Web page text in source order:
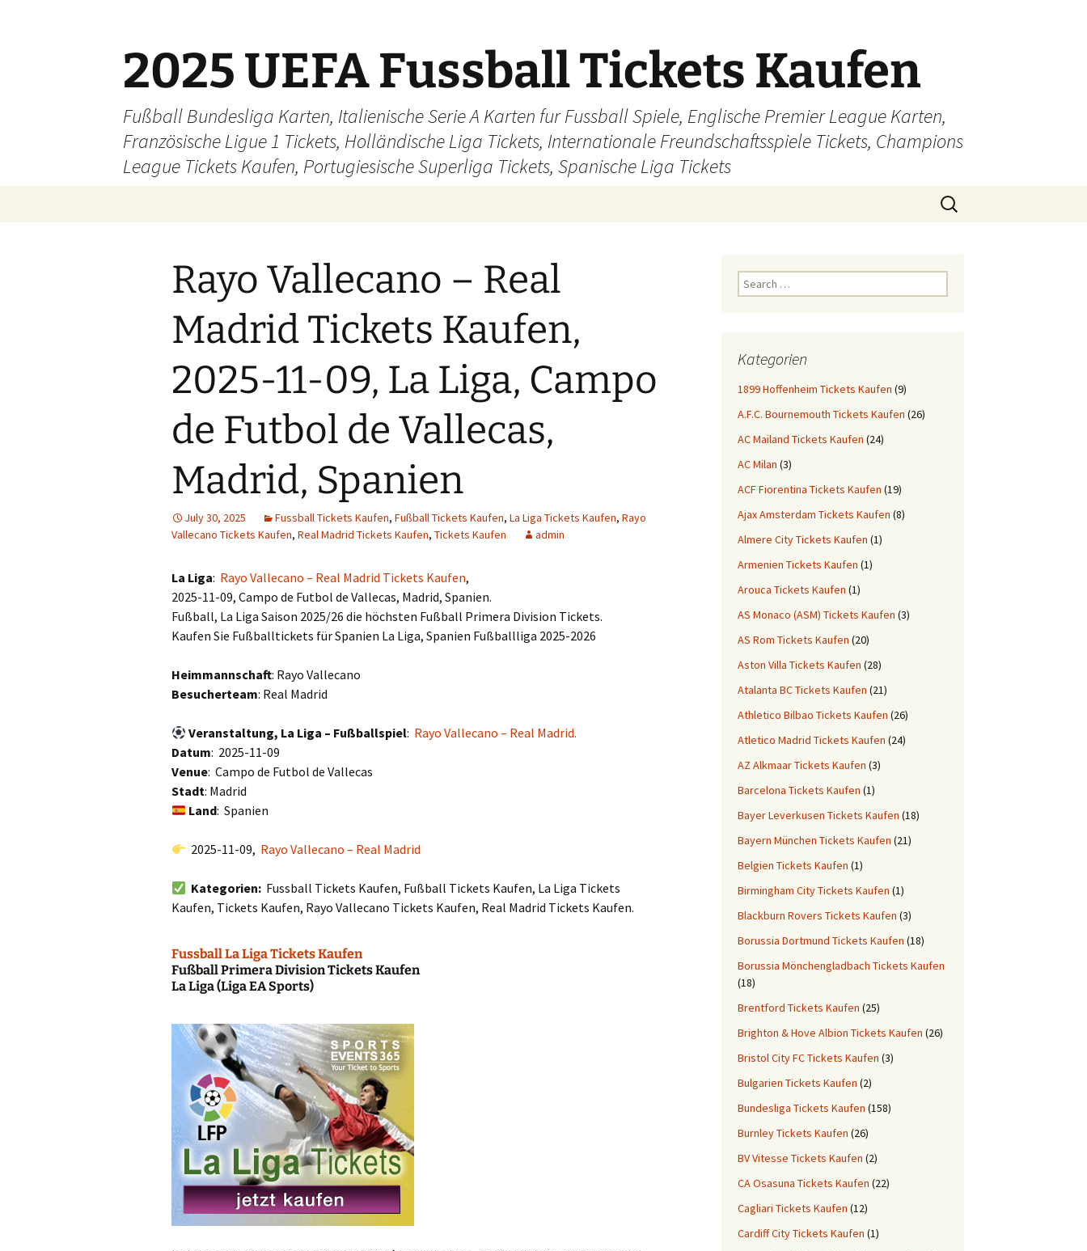
2025 UEFA Fussball Tickets Kaufen
Fußball Bundesliga Karten, Italienische Serie A Karten fur Fussball Spiele, Englische Premier League Karten,
Französische Ligue 1 Tickets, Holländische Liga Tickets, Internationale Freundschaftsspiele Tickets, Champions
League Tickets Kaufen, Portugiesische Superliga Tickets, Spanische Liga Tickets
Search
for:
Rayo Vallecano – Real
Madrid Tickets Kaufen,
2025-11-09, La Liga, Campo
de Futbol de Vallecas,
Madrid, Spanien
July 30, 2025 Fussball Tickets Kaufen, Fußball Tickets Kaufen, La Liga Tickets Kaufen, Rayo
Vallecano Tickets Kaufen, Real Madrid Tickets Kaufen, Tickets Kaufen admin
La Liga: Rayo Vallecano – Real Madrid Tickets Kaufen,
2025-11-09, Campo de Futbol de Vallecas, Madrid, Spanien.
Fußball, La Liga Saison 2025/26 die höchsten Fußball Primera Division Tickets.
Kaufen Sie Fußballtickets für Spanien La Liga, Spanien Fußballliga 2025-2026
Heimmannschaft: Rayo Vallecano
Besucherteam: Real Madrid
Veranstaltung, La Liga – Fußballspiel: Rayo Vallecano – Real Madrid.
Datum: 2025-11-09
Venue: Campo de Futbol de Vallecas
Stadt: Madrid
Land: Spanien
2025-11-09, Rayo Vallecano – Real Madrid
Kategorien: Fussball Tickets Kaufen, Fußball Tickets Kaufen, La Liga Tickets
Kaufen, Tickets Kaufen, Rayo Vallecano Tickets Kaufen, Real Madrid Tickets Kaufen.
Fussball La Liga Tickets Kaufen
Fußball Primera Division Tickets Kaufen
La Liga (Liga EA Sports)
Search
for:
Kategorien
1899 Hoffenheim Tickets Kaufen (9)
A.F.C. Bournemouth Tickets Kaufen (26)
AC Mailand Tickets Kaufen (24)
AC Milan (3)
ACF Fiorentina Tickets Kaufen (19)
Ajax Amsterdam Tickets Kaufen (8)
Almere City Tickets Kaufen (1)
Armenien Tickets Kaufen (1)
Arouca Tickets Kaufen (1)
AS Monaco (ASM) Tickets Kaufen (3)
AS Rom Tickets Kaufen (20)
Aston Villa Tickets Kaufen (28)
Atalanta BC Tickets Kaufen (21)
Athletico Bilbao Tickets Kaufen (26)
Atletico Madrid Tickets Kaufen (24)
AZ Alkmaar Tickets Kaufen (3)
Barcelona Tickets Kaufen (1)
Bayer Leverkusen Tickets Kaufen (18)
Bayern München Tickets Kaufen (21)
Belgien Tickets Kaufen (1)
Birmingham City Tickets Kaufen (1)
Blackburn Rovers Tickets Kaufen (3)
Borussia Dortmund Tickets Kaufen (18)
Borussia Mönchengladbach Tickets Kaufen
(18)
Brentford Tickets Kaufen (25)
Brighton & Hove Albion Tickets Kaufen (26)
Bristol City FC Tickets Kaufen (3)
Bulgarien Tickets Kaufen (2)
Bundesliga Tickets Kaufen (158)
Burnley Tickets Kaufen (26)
BV Vitesse Tickets Kaufen (2)
CA Osasuna Tickets Kaufen (22)
Cagliari Tickets Kaufen (12)
Cardiff City Tickets Kaufen (1)